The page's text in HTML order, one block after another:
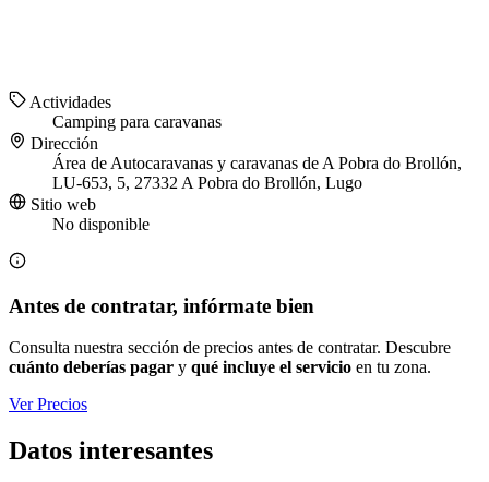
Actividades
Camping para caravanas
Dirección
Área de Autocaravanas y caravanas de A Pobra do Brollón,
LU-653, 5, 27332 A Pobra do Brollón, Lugo
Sitio web
No disponible
Antes de contratar, infórmate bien
Consulta nuestra sección de precios antes de contratar. Descubre
cuánto deberías pagar y qué incluye el servicio en tu zona.
Ver Precios
Datos interesantes